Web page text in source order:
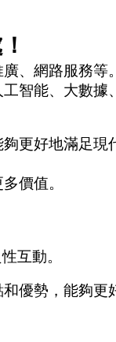
、網路服務等
智能、大數據
更好地滿足現
價值。
互動。
優勢，能夠更